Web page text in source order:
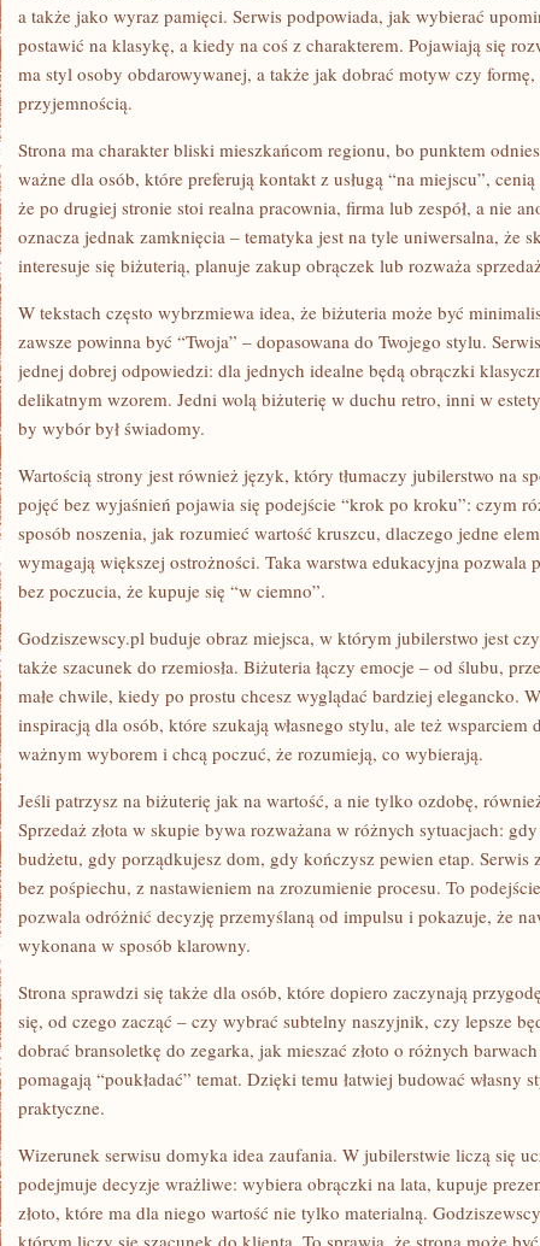
a także jako wyraz pamięci. Serwis podpowiada, jak wybierać
postawić na klasykę, a kiedy na coś z charakterem. Pojawiają się
ma styl osoby obdarowywanej, a także jak dobrać motyw czy
przyjemnością.
Strona ma charakter bliski mieszkańcom regionu, bo punktem
ważne dla osób, które preferują kontakt z usługą “na miejscu”,
że po drugiej stronie stoi realna pracownia, firma lub zespół, a nie
oznacza jednak zamknięcia – tematyka jest na tyle uniwersalna, że
interesuje się biżuterią, planuje zakup obrączek lub rozważa
W tekstach często wybrzmiewa idea, że biżuteria może być
zawsze powinna być “Twoja” – dopasowana do Twojego stylu.
jednej dobrej odpowiedzi: dla jednych idealne będą obrączki
delikatnym wzorem. Jedni wolą biżuterię w duchu retro, inni w
by wybór był świadomy.
Wartością strony jest również język, który tłumaczy jubilerstwo na
pojęć bez wyjaśnień pojawia się podejście “krok po kroku”: czym
sposób noszenia, jak rozumieć wartość kruszcu, dlaczego jedne
wymagają większej ostrożności. Taka warstwa edukacyjna pozwala
bez poczucia, że kupuje się “w ciemno”.
Godziszewscy.pl buduje obraz miejsca, w którym jubilerstwo jest
także szacunek do rzemiosła. Biżuteria łączy emocje – od ślubu,
małe chwile, kiedy po prostu chcesz wyglądać bardziej elegancko.
inspiracją dla osób, które szukają własnego stylu, ale też
ważnym wyborem i chcą poczuć, że rozumieją, co wybierają.
Jeśli patrzysz na biżuterię jak na wartość, a nie tylko ozdobę,
Sprzedaż złota w skupie bywa rozważana w różnych sytuacjach:
budżetu, gdy porządkujesz dom, gdy kończysz pewien etap. Serwis
bez pośpiechu, z nastawieniem na zrozumienie procesu. To
pozwala odróżnić decyzję przemyślaną od impulsu i pokazuje, że
wykonana w sposób klarowny.
Strona sprawdzi się także dla osób, które dopiero zaczynają
się, od czego zacząć – czy wybrać subtelny naszyjnik, czy lepsze
dobrać bransoletkę do zegarka, jak mieszać złoto o różnych
pomagają “poukładać” temat. Dzięki temu łatwiej budować własny
praktyczne.
Wizerunek serwisu domyka idea zaufania. W jubilerstwie liczą się
podejmuje decyzje wrażliwe: wybiera obrączki na lata, kupuje
złoto, które ma dla niego wartość nie tylko materialną.
którym liczy się szacunek do klienta. To sprawia, że strona może